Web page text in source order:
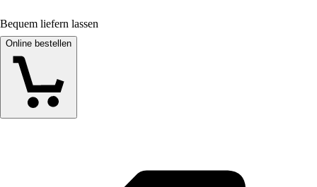
Bequem liefern lassen
Online bestellen